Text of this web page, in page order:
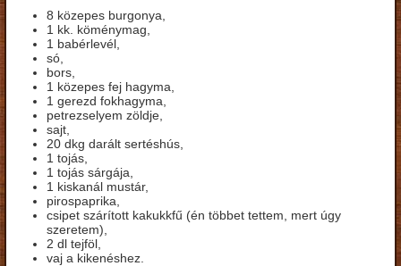
8 közepes burgonya,
1 kk. köménymag,
1 babérlevél,
só,
bors,
1 közepes fej hagyma,
1 gerezd fokhagyma,
petrezselyem zöldje,
sajt,
20 dkg darált sertéshús,
1 tojás,
1 tojás sárgája,
1 kiskanál mustár,
pirospaprika,
csipet szárított kakukkfű (én többet tettem, mert úgy
szeretem),
2 dl tejföl,
vaj a kikenéshez.